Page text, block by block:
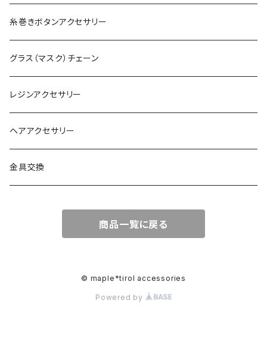
糸巻きボタンアクセサリー
グラス（マスク）チェーン
レジンアクセサリー
ヘアアクセサリー
金具交換
商品一覧に戻る
© maple*tirol accessories
Powered by